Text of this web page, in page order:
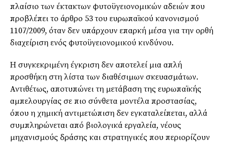
πλαίσιο των έκτακτων φυτοϋγειονομικών αδειών που
προβλέπει το άρθρο 53 του ευρωπαϊκού κανονισμού
1107/2009, όταν δεν υπάρχουν επαρκή μέσα για την ορθή
διαχείριση ενός φυτοϋγειονομικού κινδύνου.
Η συγκεκριμένη έγκριση δεν αποτελεί μια απλή
προσθήκη στη λίστα των διαθέσιμων σκευασμάτων.
Αντιθέτως, αποτυπώνει τη μετάβαση της ευρωπαϊκής
αμπελουργίας σε πιο σύνθετα μοντέλα προστασίας,
όπου η χημική αντιμετώπιση δεν εγκαταλείπεται, αλλά
συμπληρώνεται από βιολογικά εργαλεία, νέους
μηχανισμούς δράσης και στρατηγικές που περιορίζουν